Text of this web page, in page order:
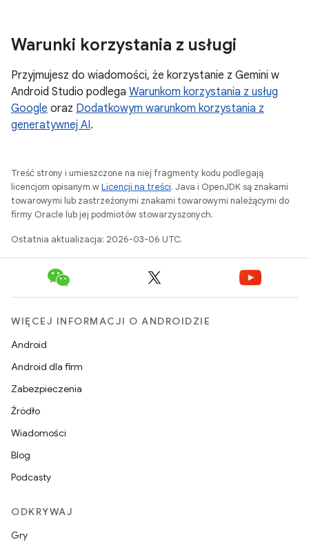
Warunki korzystania z usługi
Przyjmujesz do wiadomości, że korzystanie z Gemini w
Android Studio podlega Warunkom korzystania z usług
Google oraz Dodatkowym warunkom korzystania z
generatywnej AI.
Treść strony i umieszczone na niej fragmenty kodu podlegają
licencjom opisanym wLicencji na treści. Java i OpenJDK są znakami
towarowymi lub zastrzeżonymi znakami towarowymi należącymi do
firmy Oracle lub jej podmiotów stowarzyszonych.
Ostatnia aktualizacja: 2026-03-06 UTC.
WIĘCEJ INFORMACJI O ANDROIDZIE
Android
Android dla firm
Zabezpieczenia
Źródło
Wiadomości
Blog
Podcasty
ODKRYWAJ
Gry